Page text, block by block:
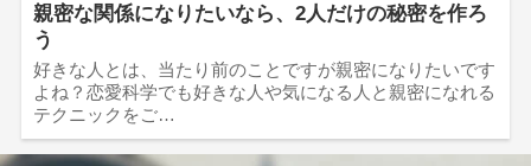
親密な関係になりたいなら、2人だけの秘密を作ろ
う
好きな人とは、当たり前のことですが親密になりたいです
よね？恋愛科学でも好きな人や気になる人と親密になれる
テクニックをご…